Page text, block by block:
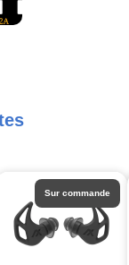
Sur commande